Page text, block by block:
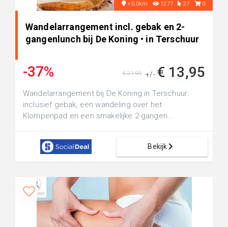
+0.0km 1277 27 0
Wandelarrangement incl. gebak en 2-
gangenlunch bij De Koning • in Terschuur
-37% +/- € 13,95
€ 21,95
Wandelarrangement bij De Koning in Terschuur:
inclusief gebak, een wandeling over het
Klompenpad en een smakelijke 2-gangen...
Bekijk